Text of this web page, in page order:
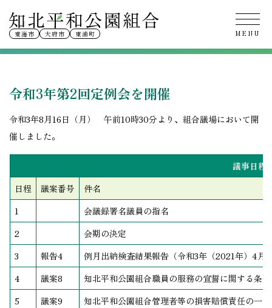
東海市 大府市 東浦町
令和3年第2回定例会
令和3年第2回定例会を開催
令和3年8月16日（月） 午前10時30分より、組合議場において開
催しました。
議事日程
日程
議案番号
件名
1
会議録署名議員の指名
2
会期の決定
3
報告4
例月出納検査結果報告（令和3年（2021年）4月
4
議案8
知北平和公園組合職員の服務の宣誓に関する条
5
議案9
知北平和公園組合管理者等の損害賠償責任の一